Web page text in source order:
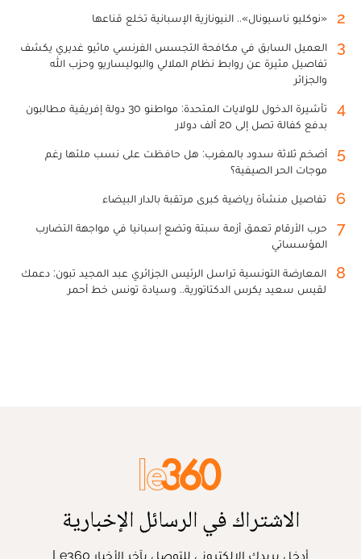
2 «نوكليو ناسيونال».. النيونازية الإسبانية تخلع قناعها
3
العميل السابق في مكافحة التجسس الفرنسي ماثيو غديري يكشف
تفاصيل مثيرة عن روابط نظام الملالي والبوليساريو وحزب الله
والجزائر
4
تأشيرة الدخول للولايات المتحدة: مواطنو 30 دولة إفريقية مطالبون
بدفع كفالة تصل إلى 20 ألف دولار
5
أضخم ثلاثة سدود بالمغرب: هل حافظت على نسب ملئها رغم
موجات الحر الصيفية؟
6 تفاصيل منشأة رياضية كبرى مرتقبة بالدار البيضاء
7
حرب الأرقام تعمق أزمة سبتة وتضع إسبانيا في مواجهة التضارب
المؤسساتي
8
المعارضة التونسية تراسل الرئيس الجزائري عبد المجيد تبون: دعمك
لقيس سعيد يكرس الدكتاتورية.. وسيادة تونس خط أحمر
الاشتراك في الرسائل الإخبارية
أدخل بريدك الإلكتروني للتوصل بآخر الأخبار Le360